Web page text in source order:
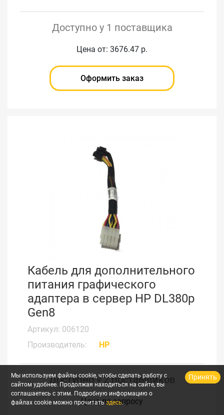
Доступно у 1 поставщика
Цена от: 3676.47 р.
Оформить заказ
Кабель для дополнительного
питания графического
адаптера в сервер HP DL380p
Gen8
Артикул: 006120
Производитель:
HP
Доступно у 2 поставщиков
Цена по запросу
Мы используем файлы cookie, чтобы сделать работу с
сайтом удобнее. Продолжая находиться на сайте, вы
соглашаетесь с этим. Подробную информацию о
файлах cookie можно прочитатьздесь.
Принять